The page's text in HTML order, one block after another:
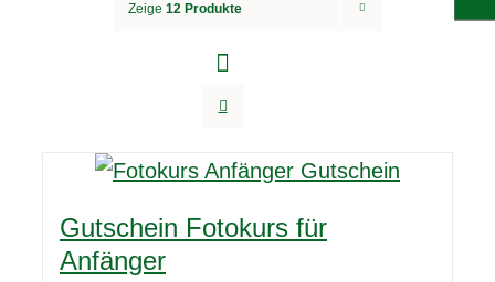
Zeige 12 Produkte
Gutschein Fotokurs für
Anfänger